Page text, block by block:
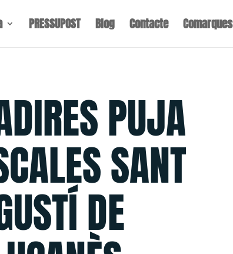
PRESSUPOST Blog Contacte Comarques
PUJA
SANT
DE